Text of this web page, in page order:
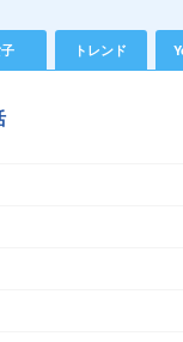
トレンド